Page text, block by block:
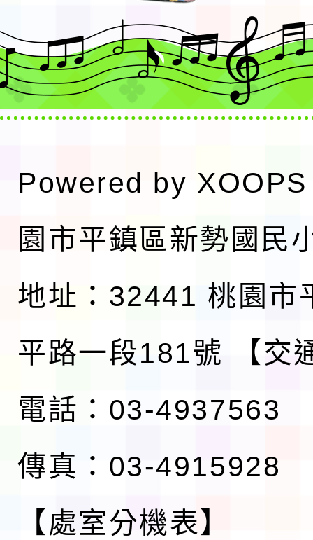
Powered by XOOPS
園市平鎮區新勢國民
地址：32441 桃園市
平路一段181號
【交
電話：03-4937563
傳真：03-4915928
【處室分機表】